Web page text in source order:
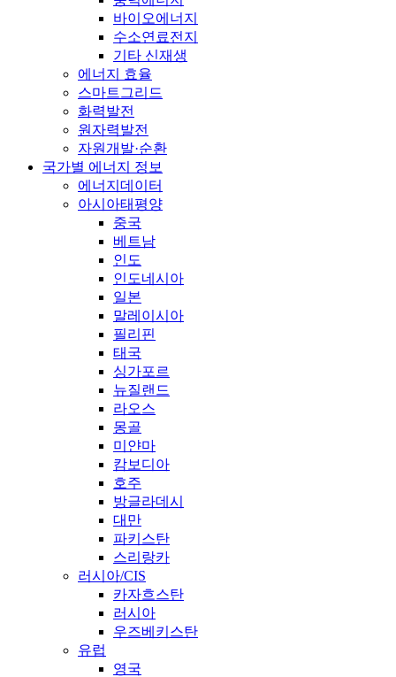
바이오에너지
수소연료전지
기타 신재생
에너지 효율
스마트그리드
화력발전
원자력발전
자원개발·순환
국가별 에너지 정보
에너지데이터
아시아태평양
중국
베트남
인도
인도네시아
일본
말레이시아
필리핀
태국
싱가포르
뉴질랜드
라오스
몽골
미얀마
캄보디아
호주
방글라데시
대만
파키스탄
스리랑카
러시아/CIS
카자흐스탄
러시아
우즈베키스탄
유럽
영국